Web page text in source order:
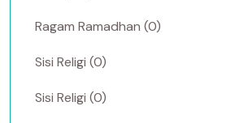
Ragam Ramadhan (0)
Sisi Religi (0)
Sisi Religi (0)